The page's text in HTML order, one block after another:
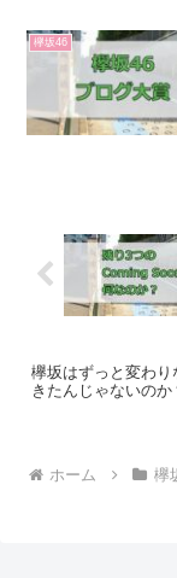
欅坂46
欅坂はずっと変わり
きたんじゃないのか
ホーム 欅